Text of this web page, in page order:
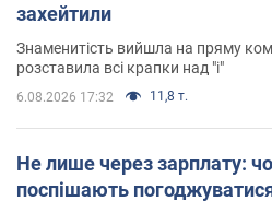
захейтили
Знаменитість вийшла на пряму
розставила всі крапки над "і"
6.08.2026 17:32 11,8 т.
Не лише через зарплату:
поспішають погоджуватися